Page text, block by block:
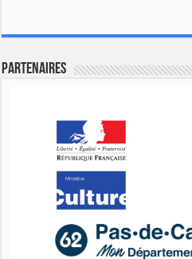
Partenaires